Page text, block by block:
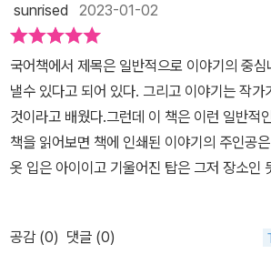
사냥꾼을 물리치게 될까? 아니면 다 잡혀가게
스스로 이어서 다음 이야기를 만들어 봐. 뒤에
러니 책 읽는 내 앞에 놓여지게 된다.마치~내
성을 향해 나가야만 할 것 같다. 그야마로 상
점이 된거다. 죤 듀이는 세상과 사물이 어떻게
보게 하는 능력. 더 나은 세상을 향한 우리 자
체적인 실천이 이어지도록 하는 것이 상상력
가 어느 방향으로든 상상력이 발휘되기를 바
을 만나는 아이로부터.
sunrised 2023-01-02
국어책에서 제목은 일반적으로 이야기의 중
낼수 있다고 되어 있다. 그리고 이야기는 작가
것이라고 배웠다.그런데 이 책은 이런 일반적
책을 읽어보면 책에 인쇄된 이야기의 주인공
옷 입은 아이이고 기울어진 탑은 그저 장소인
제목에 나온 유령 가족과 기울어진 탑에 관한
되는 것인가? 맞다. 이야기의 뒷장들은 빈 종
공감 (0) 댓글 (0)